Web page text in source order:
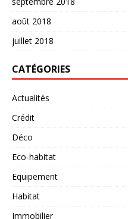
août 2018
juillet 2018
CATÉGORIES
Actualités
Crédit
Déco
Eco-habitat
Equipement
Habitat
Immobilier